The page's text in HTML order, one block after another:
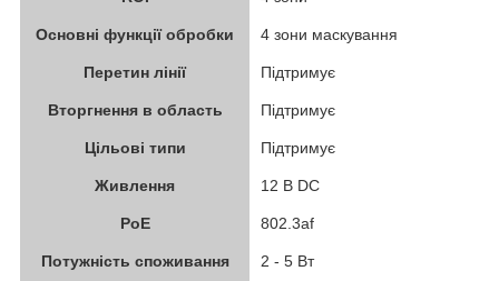
Основні функції обробки 4 зони маскування
Перетин лінії Підтримує
Вторгнення в область Підтримує
Цільові типи Підтримує
Живлення 12 В DC
PoE 802.3af
Потужність споживання 2 - 5 Вт